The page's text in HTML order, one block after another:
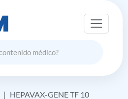
HEPAVAX-GENE TF 10